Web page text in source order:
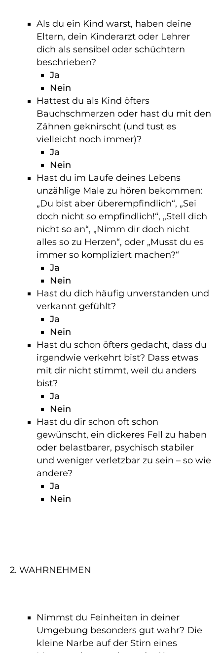
Als du ein Kind warst, haben deine
Eltern, dein Kinderarzt oder Lehrer
dich als sensibel oder schüchtern
beschrieben?
Ja
Nein
Hattest du als Kind öfters
Bauchschmerzen oder hast du mit den
Zähnen geknirscht (und tust es
vielleicht noch immer)?
Ja
Nein
Hast du im Laufe deines Lebens
unzählige Male zu hören bekommen:
„Du bist aber überempfindlich“, „Sei
doch nicht so empfindlich!“, „Stell dich
nicht so an“, „Nimm dir doch nicht
alles so zu Herzen“, oder „Musst du es
immer so kompliziert machen?“
Ja
Nein
Hast du dich häufig unverstanden und
verkannt gefühlt?
Ja
Nein
Hast du schon öfters gedacht, dass du
irgendwie verkehrt bist? Dass etwas
mit dir nicht stimmt, weil du anders
bist?
Ja
Nein
Hast du dir schon oft schon
gewünscht, ein dickeres Fell zu haben
oder belastbarer, psychisch stabiler
und weniger verletzbar zu sein – so wie
andere?
Ja
Nein
2. WAHRNEHMEN
Nimmst du Feinheiten in deiner
Umgebung besonders gut wahr? Die
kleine Narbe auf der Stirn eines